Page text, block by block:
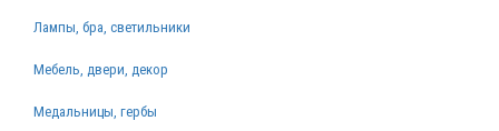
Лампы, бра, светильники
Мебель, двери, декор
Медальницы, гербы